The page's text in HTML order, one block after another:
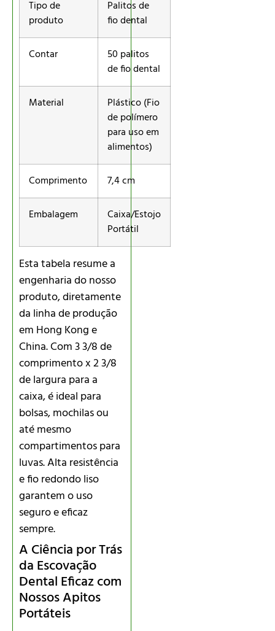
Tipo de
produto
Palitos de
fio dental
Contar
50 palitos
de fio dental
Material
Plástico (Fio
de polímero
para uso em
alimentos)
Comprimento 7,4 cm
Embalagem
Caixa/Estojo
Portátil
Esta tabela resume a
engenharia do nosso
produto, diretamente
da linha de produção
em Hong Kong e
China. Com 3 3/8 de
comprimento x 2 3/8
de largura para a
caixa, é ideal para
bolsas, mochilas ou
até mesmo
compartimentos para
luvas. Alta resistência
e fio redondo liso
garantem o uso
seguro e eficaz
sempre.
A Ciência por Trás
da Escovação
Dental Eficaz com
Nossos Apitos
Portáteis